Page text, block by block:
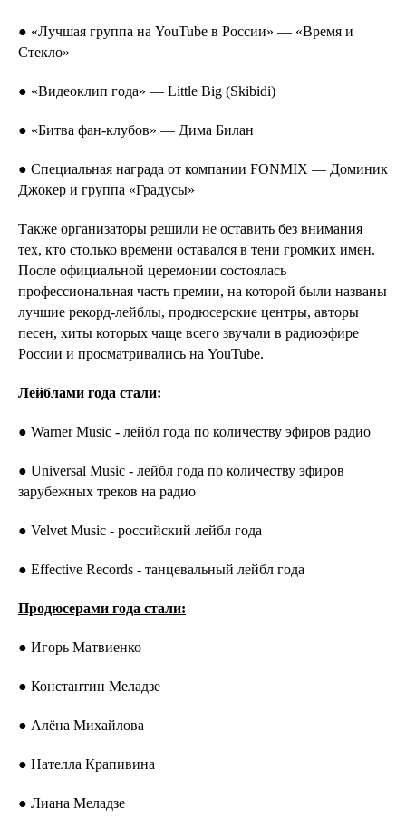
● «Лучшая группа на YouTube в России» — «Время и
Стекло»
● «Видеоклип годa» — Little Big (Skibidi)
● «Битва фан-клубов» — Дима Билан
● Специальная награда от компании FONMIX — Доминик
Джокер и группа «Градусы»
Также организаторы решили не оставить без внимания
тех, кто столько времени оставался в тени громких имен.
После официальной церемонии состоялась
профессиональная часть премии, на которой были названы
лучшие рекорд-лейблы, продюсерские центры, авторы
песен, хиты которых чаще всего звучали в радиоэфире
России и просматривались на YouTube.
Лейблами года стали:
● Warner Music - лейбл года по количеству эфиров радио
● Universal Music - лейбл года по количеству эфиров
зарубежных треков на радио
● Velvet Music - российский лейбл года
● Effective Records - танцевальный лейбл года
Продюсерами года стали:
● Игорь Матвиенко
● Константин Меладзе
● Алёна Михайлова
● Нателла Крапивина
● Лиана Меладзе